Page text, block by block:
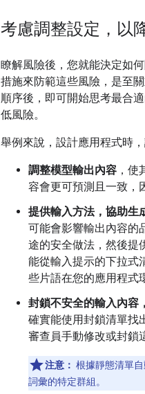
考慮調整設定，以
瞭解風險後，您就能決定如
措施來防範這些風險，是至
順序後，即可開始思考最合
低風險。
舉例來說，設計應用程式時，
調整模型輸出內容 ，
容會更可預測且一致，
提供輸入方法，協助生
可能會影響輸出內容的
途的安全做法，然後提
能從輸入提示的下拉式
些片語在您的應用程式
封鎖不安全的輸入內容
確實能使用封鎖清單找
審查員手動修改或封鎖
注意： 根據靜態清單
詞彙的特定群組。